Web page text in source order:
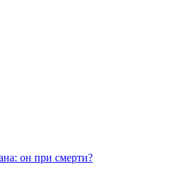
он при смерти?